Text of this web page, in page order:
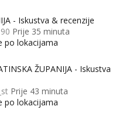
- Iskustva & recenzije
Prije 35 minuta
po lokacijama
ŽUPANIJA - Iskustva
Prije 43 minuta
po lokacijama